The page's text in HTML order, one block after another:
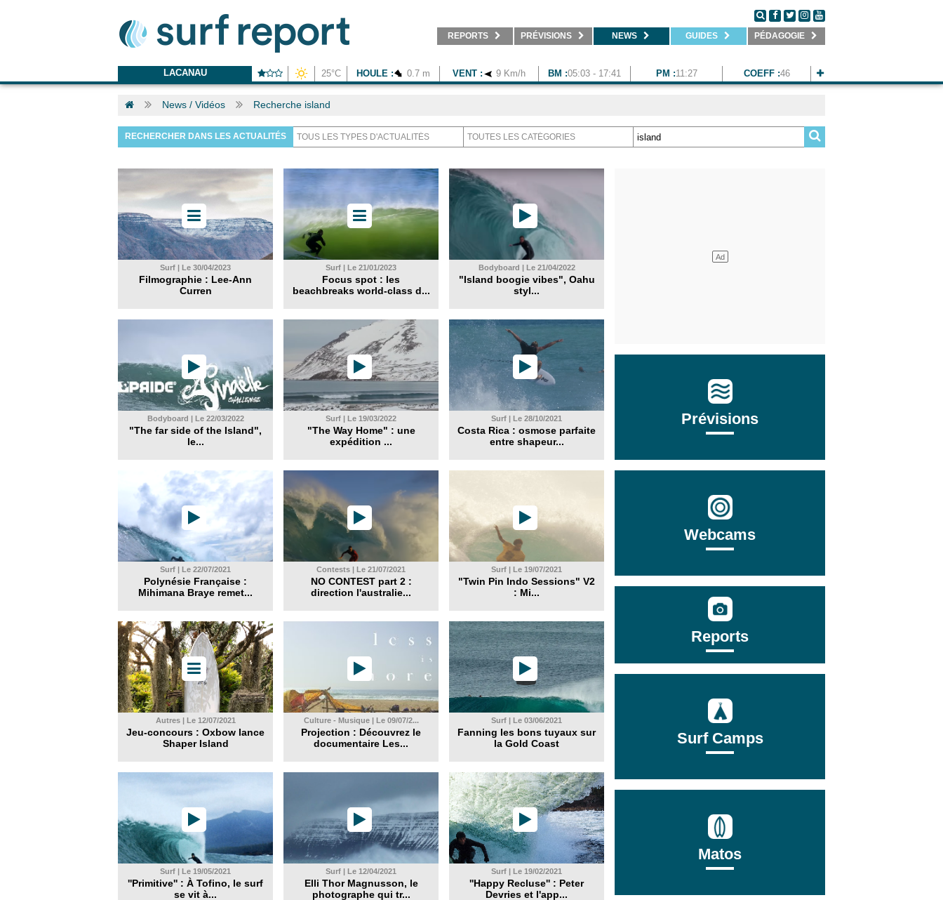
REPORTS PRÉVISIONS NEWS GUIDES PÉDAGOGIE
LACANAU 25°C HOULE : 0.7 m VENT : 9 Km/h BM :05:03 - 17:41 PM :11:27 COEFF :46
News / Vidéos Recherche island
RECHERCHER DANS LES ACTUALITÉS
Surf | Le 30/04/2023
Filmographie : Lee-Ann
Curren
Surf | Le 21/01/2023
Focus spot : les
beachbreaks world-class d...
Bodyboard | Le 21/04/2022
"Island boogie vibes", Oahu
styl...
Bodyboard | Le 22/03/2022
"The far side of the Island",
le...
Surf | Le 19/03/2022
"The Way Home" : une
expédition ...
Surf | Le 28/10/2021
Costa Rica : osmose parfaite
entre shapeur...
Surf | Le 22/07/2021
Polynésie Française :
Mihimana Braye remet...
Contests | Le 21/07/2021
NO CONTEST part 2 :
direction l'australie...
Surf | Le 19/07/2021
"Twin Pin Indo Sessions" V2
: Mi...
Autres | Le 12/07/2021
Jeu-concours : Oxbow lance
Shaper Island
Culture - Musique | Le 09/07/2...
Projection : Découvrez le
documentaire Les...
Surf | Le 03/06/2021
Fanning les bons tuyaux sur
la Gold Coast
Surf | Le 19/05/2021
''Primitive'' : À Tofino, le surf
se vit à...
Surf | Le 12/04/2021
Elli Thor Magnusson, le
photographe qui tr...
Surf | Le 19/02/2021
''Happy Recluse'' : Peter
Devries et l'app...
Prévisions
Webcams
Reports
Surf Camps
Matos